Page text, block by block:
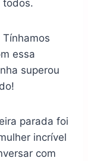
todos.
Tínhamos
essa
superou
parada foi
incrível
com